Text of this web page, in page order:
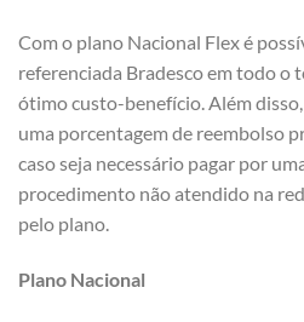
Com o plano Nacional Flex é
referenciada Bradesco em todo o
ótimo custo-benefício. Além
uma porcentagem de reembolso
caso seja necessário pagar por
procedimento não atendido na
pelo plano.
Plano Nacional